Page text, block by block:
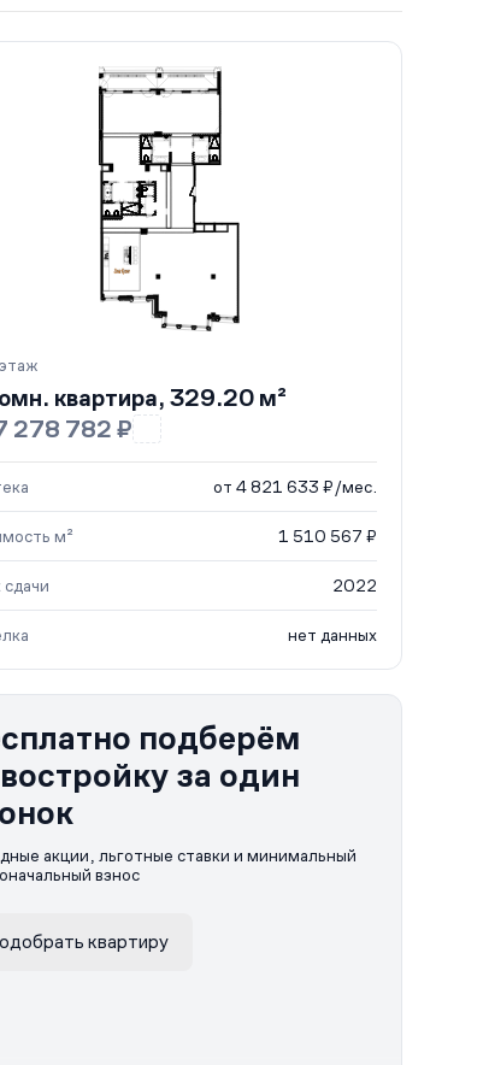
квартира, 329.20 м²
278 782 ₽
от 4 821 633 ₽/мес.
м² 1 510 567 ₽
2022
нет данных
подберём
за один
акции, льготные ставки и минимальный
взнос
квартиру